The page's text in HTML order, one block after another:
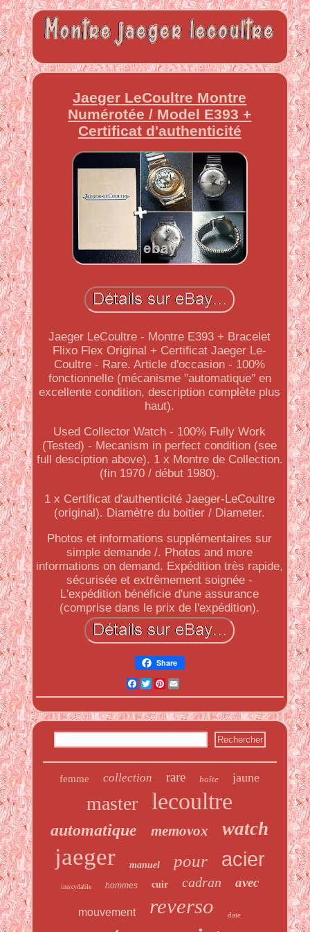
Jaeger LeCoultre Montre
Numérotée / Model E393 +
Certificat d'authenticité
Jaeger LeCoultre - Montre E393 + Bracelet
Flixo Flex Original + Certificat Jaeger Le-
Coultre - Rare. Article d'occasion - 100%
fonctionnelle (mécanisme "automatique" en
excellente condition, description complète plus
haut).
Used Collector Watch - 100% Fully Work
(Tested) - Mecanism in perfect condition (see
full desciption above). 1 x Montre de Collection.
(fin 1970 / début 1980).
1 x Certificat d'authenticité Jaeger-LeCoultre
(original). Diamètre du boitier / Diameter.
Photos et informations supplémentaires sur
simple demande /. Photos and more
informations on demand. Expédition très rapide,
sécurisée et extrêmement soignée -
L'expédition bénéficie d'une assurance
(comprise dans le prix de l'expédition).
Share
Facebook
Twitter
Pinterest
Email
femme collection rare boîte jaune
master lecoultre
automatique memovox watch
jaeger manuel pour acier
inoxydable hommes cuir cadran avec
mouvement reverso date